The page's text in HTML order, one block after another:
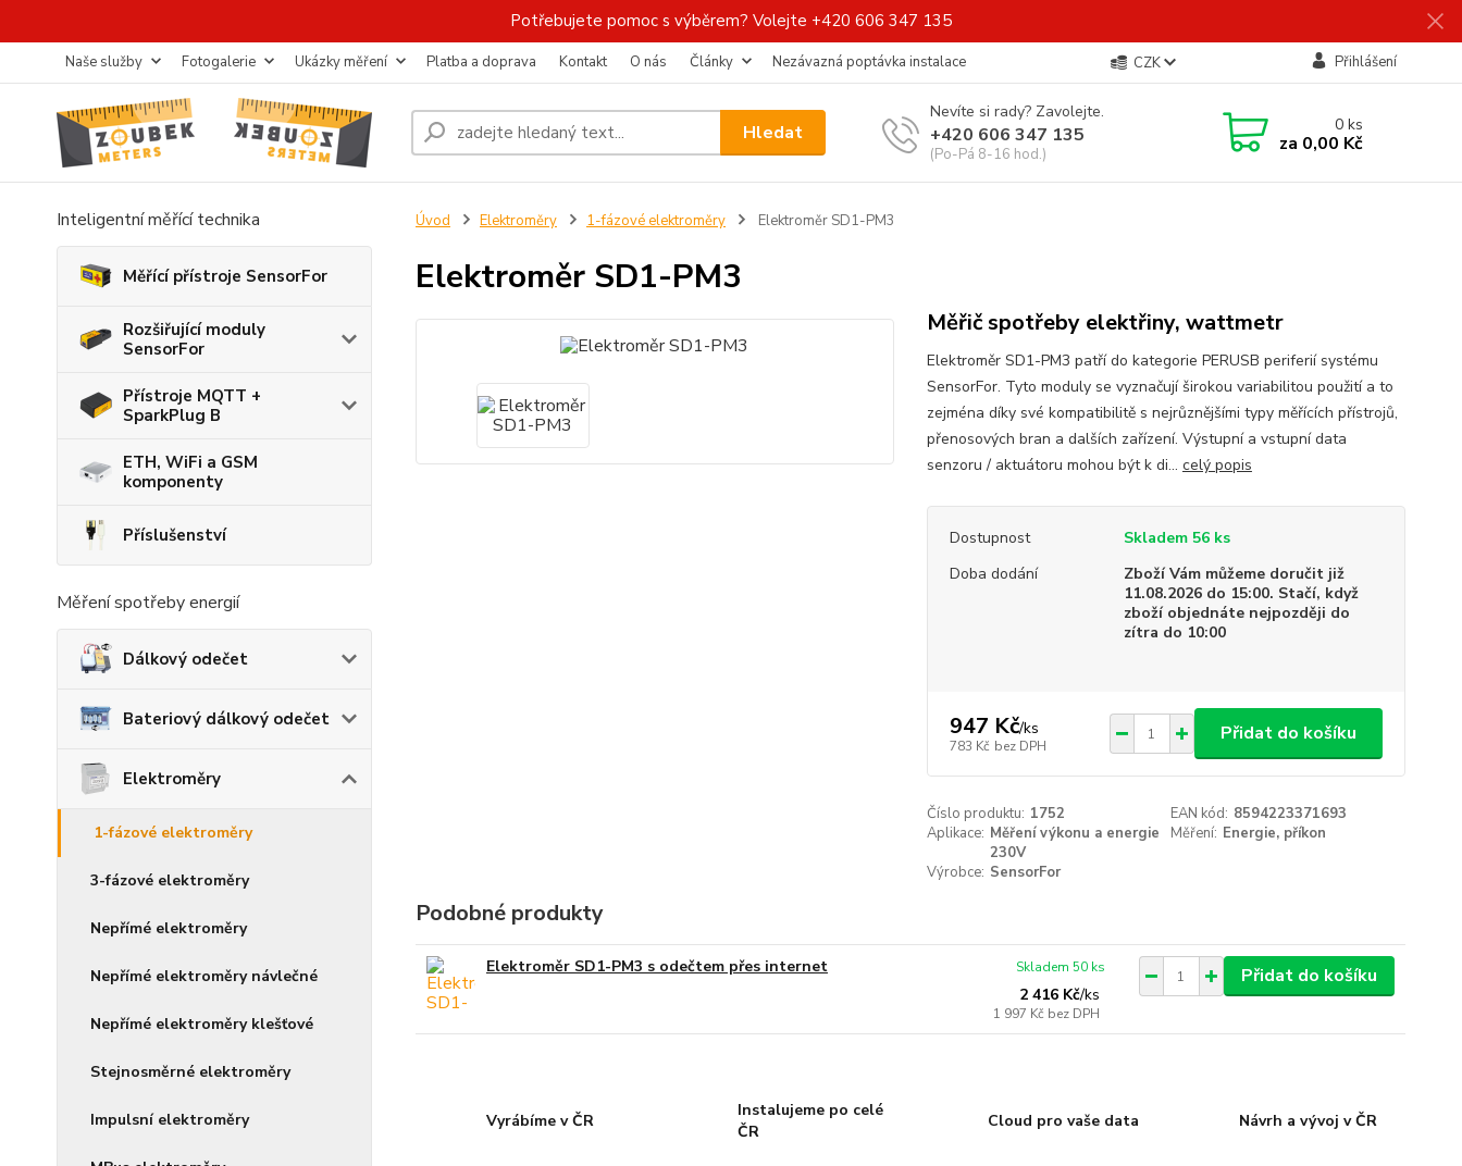
Potřebujete pomoc s výběrem? Volejte +420 606 347 135
Naše služby Fotogalerie Ukázky měření Platba a doprava Kontakt O nás Články Nezávazná poptávka instalace CZK Přihlášení
Hledat
Nevíte si rady? Zavolejte.
+420 606 347 135
(Po-Pá 8-16 hod.)
0ks
za 0,00 Kč
Inteligentní měřící technika
Měřící přístroje SensorFor
Rozšiřující moduly
SensorFor
Přístroje MQTT +
SparkPlug B
ETH, WiFi a GSM
komponenty
Příslušenství
Měření spotřeby energií
Dálkový odečet
Bateriový dálkový odečet
Elektroměry
1-fázové elektroměry
3-fázové elektroměry
Nepřímé elektroměry
Nepřímé elektroměry návlečné
Nepřímé elektroměry klešťové
Stejnosměrné elektroměry
Impulsní elektroměry
Úvod Elektroměry 1-fázové elektroměry Elektroměr SD1-PM3
Elektroměr SD1-PM3
Měřič spotřeby elektřiny, wattmetr
Elektroměr SD1-PM3 patří do kategorie PERUSB periferií systému
SensorFor. Tyto moduly se vyznačují širokou variabilitou použití a to
zejména díky své kompatibilitě s nejrůznějšími typy měřících přístrojů,
přenosových bran a dalších zařízení. Výstupní a vstupní data
senzoru / aktuátoru mohou být k di... celý popis
Dostupnost
Skladem 56 ks
Doba dodání
Zboží Vám můžeme doručit již
11.08.2026 do 15:00. Stačí, když
zboží objednáte nejpozději do
zítra do 10:00
947 Kč/ks
783 Kč bez DPH
Přidat do košíku
Číslo produktu: 1752 EAN kód: 8594223371693
Aplikace: Měření výkonu a energie
230V
Měření: Energie, příkon
Výrobce: SensorFor
Podobné produkty
Elektroměr SD1-PM3 s odečtem přes internet
2 416 Kč/ks
1 997 Kč bez DPH
Skladem 50 ks Přidat do košíku
Vyrábíme v ČR
Instalujeme po celé
ČR
Cloud pro vaše data Návrh a vývoj v ČR